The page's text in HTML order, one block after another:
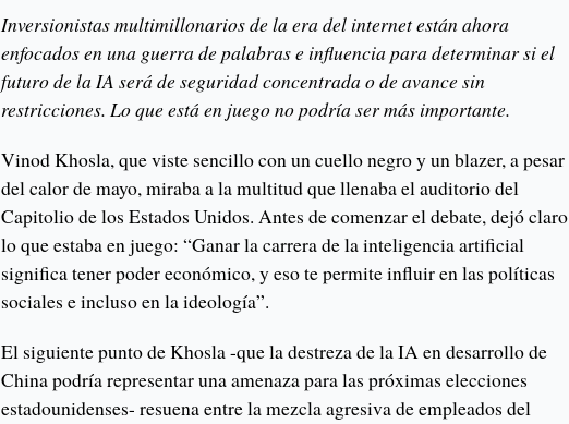
Inversionistas multimillonarios de la era del internet están ahora
enfocados en una guerra de palabras e influencia para determinar si el
futuro de la IA será de seguridad concentrada o de avance sin
restricciones. Lo que está en juego no podría ser más importante.
Vinod Khosla, que viste sencillo con un cuello negro y un blazer, a pesar
del calor de mayo, miraba a la multitud que llenaba el auditorio del
Capitolio de los Estados Unidos. Antes de comenzar el debate, dejó claro
lo que estaba en juego: “Ganar la carrera de la inteligencia artificial
significa tener poder económico, y eso te permite influir en las políticas
sociales e incluso en la ideología”.
El siguiente punto de Khosla -que la destreza de la IA en desarrollo de
China podría representar una amenaza para las próximas elecciones
estadounidenses- resuena entre la mezcla agresiva de empleados del